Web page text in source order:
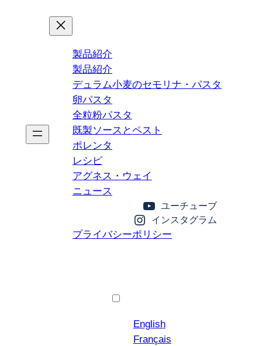
製品紹介
製品紹介
デュラム小麦のセモリナ・パスタ
卵パスタ
全粒粉パスタ
既製ソースとペスト
ポレンタ
レシピ
アグネス・ウェイ
ニュース
ユーチューブ
インスタグラム
プライバシーポリシー
English
Français